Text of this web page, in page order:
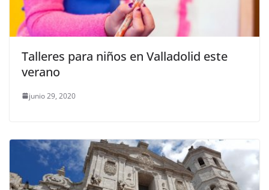
Talleres para niños en Valladolid este
verano
junio 29, 2020